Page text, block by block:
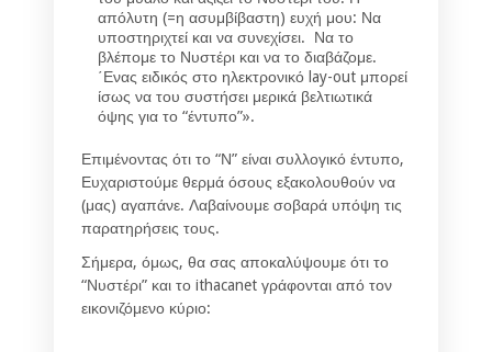
απόλυτη (=η ασυμβίβαστη) ευχή μου: Να
υποστηριχτεί και να συνεχίσει. Να το
βλέπομε το Νυστέρι και να το διαβάζομε.
΄Ενας ειδικός στο ηλεκτρονικό lay-out μπορεί
ίσως να του συστήσει μερικά βελτιωτικά
όψης για το “έντυπο”».
Επιμένοντας ότι το “Ν” είναι συλλογικό έντυπο,
Ευχαριστούμε θερμά όσους εξακολουθούν να
(μας) αγαπάνε. Λαβαίνουμε σοβαρά υπόψη τις
παρατηρήσεις τους.
Σήμερα, όμως, θα σας αποκαλύψουμε ότι το
“Νυστέρι” και το ithacanet γράφονται από τον
εικονιζόμενο κύριο: